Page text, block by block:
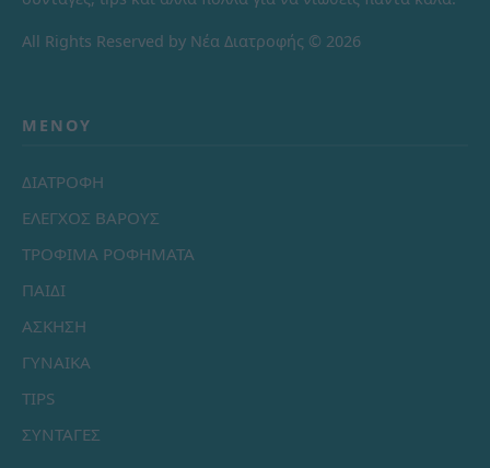
All Rights Reserved by Νέα Διατροφής © 2026
ΜΕΝΟΎ
ΔΙΑΤΡΟΦΗ
ΕΛΕΓΧΟΣ ΒΑΡΟΥΣ
ΤΡΟΦΙΜΑ ΡΟΦΗΜΑΤΑ
ΠΑΙΔΙ
ΑΣΚΗΣΗ
ΓΥΝΑΙΚΑ
TIPS
ΣΥΝΤΑΓΕΣ